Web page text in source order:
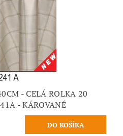
- CELÁ ROLKA 20
- KÁROVANÉ